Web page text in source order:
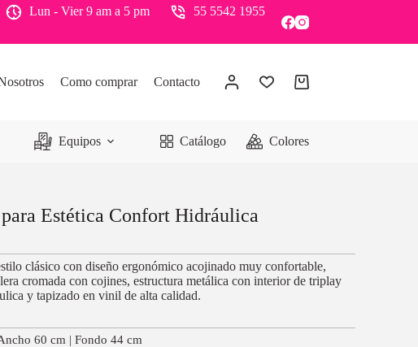
Lun - Vier 9 am a 5 pm 55 5542 1955
Como comprar Contacto
Equipos Catálogo Colores
Estética Confort Hidráulica
clásico con diseño ergonómico acojinado muy confortable,
cromada con cojines, estructura metálica con interior de triplay
y tapizado en vinil de alta calidad.
60 cm | Fondo 44 cm